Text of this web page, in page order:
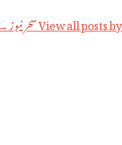
View all posts by سحر نیوز →